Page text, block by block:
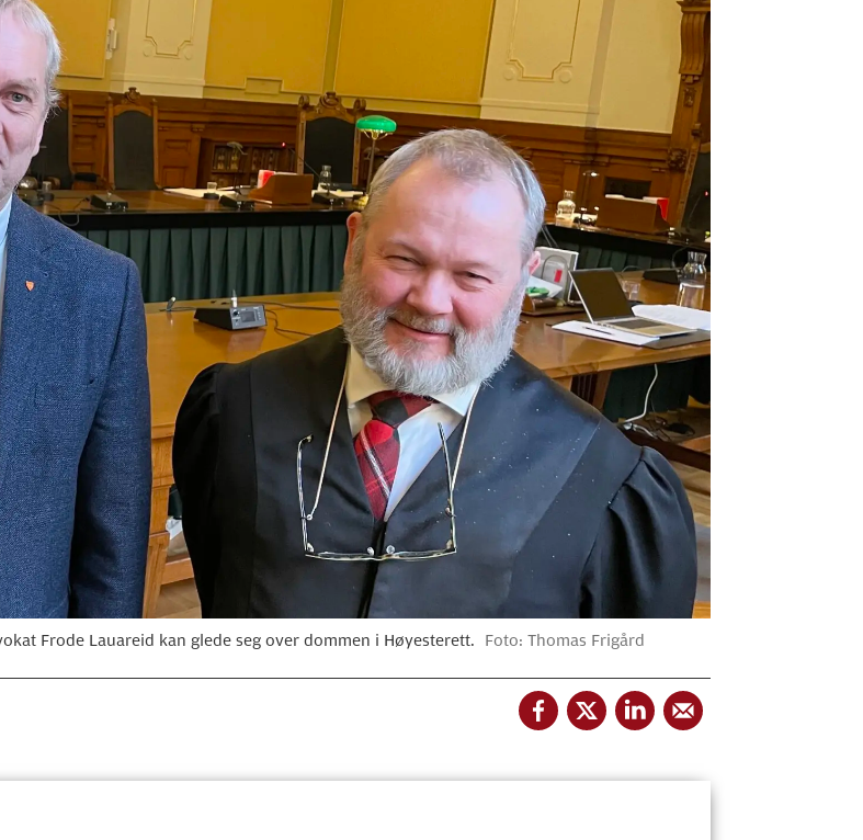
Frode Lauareid kan glede seg over dommen i Høyesterett. Foto: Thomas Frigård